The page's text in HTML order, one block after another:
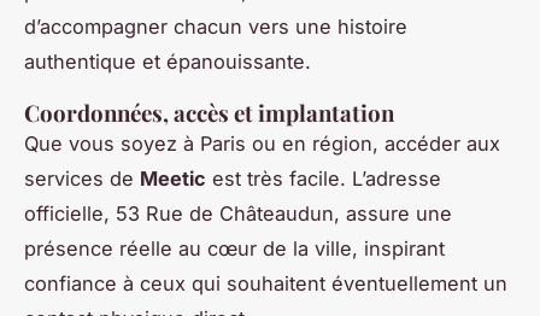
d’accompagner chacun vers une histoire
authentique et épanouissante.
Coordonnées, accès et implantation
Que vous soyez à Paris ou en région, accéder aux
services de Meetic est très facile. L’adresse
officielle, 53 Rue de Châteaudun, assure une
présence réelle au cœur de la ville, inspirant
confiance à ceux qui souhaitent éventuellement un